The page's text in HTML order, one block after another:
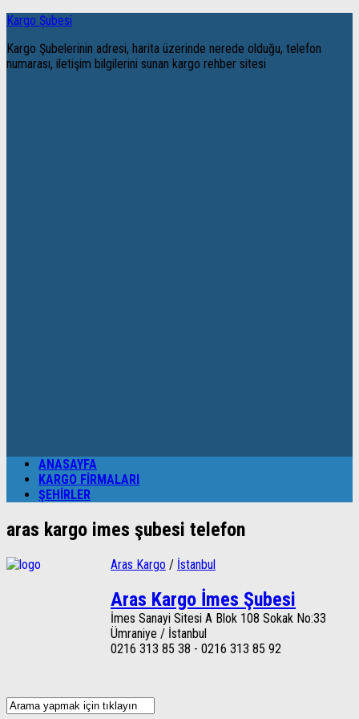
Kargo Şubesi
Kargo Şubelerinin adresi, harita üzerinde nerede olduğu, telefon
numarası, iletişim bilgilerini sunan kargo rehber sitesi
ANASAYFA
KARGO FIRMALARI
ŞEHIRLER
aras kargo imes şubesi telefon
Aras Kargo / İstanbul
Aras Kargo İmes Şubesi
İmes Sanayi Sitesi A Blok 108 Sokak No:33
Ümraniye / İstanbul
0216 313 85 38 - 0216 313 85 92